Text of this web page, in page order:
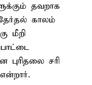
தவறாக
காலம்
மீறி
புரிதலை சரி